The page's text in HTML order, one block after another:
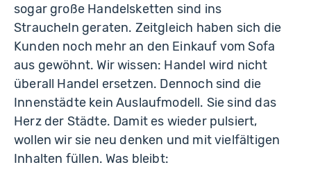
sogar große Handelsketten sind ins
Straucheln geraten. Zeitgleich haben sich die
Kunden noch mehr an den Einkauf vom Sofa
aus gewöhnt. Wir wissen: Handel wird nicht
überall Handel ersetzen. Dennoch sind die
Innenstädte kein Auslaufmodell. Sie sind das
Herz der Städte. Damit es wieder pulsiert,
wollen wir sie neu denken und mit vielfältigen
Inhalten füllen. Was bleibt: